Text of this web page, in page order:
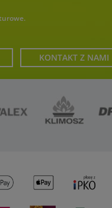
KONTAKT Z NAMI